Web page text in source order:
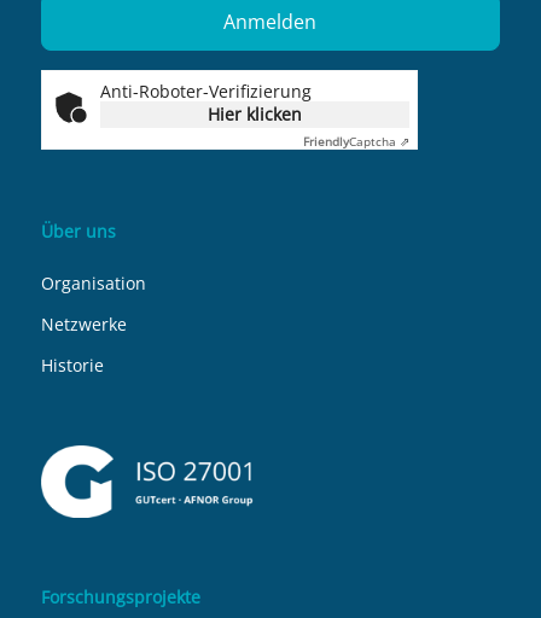
Anti-Roboter-Verifizierung
Hier klicken
FriendlyCaptcha ⇗
Über uns
Organisation
Netzwerke
Historie
Forschungsprojekte